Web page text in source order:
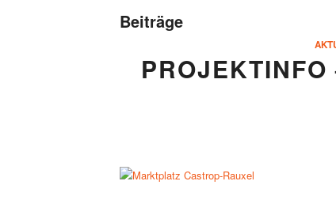
Beiträge